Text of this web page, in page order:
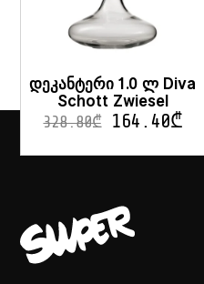
დეკანტერი 1.0 ლ Diva
Schott Zwiesel
328.80₾ 164.40₾